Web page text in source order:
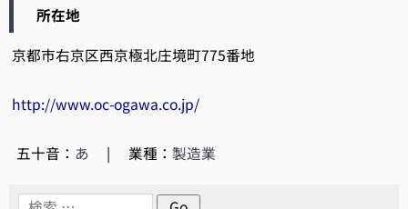
所在地
京都市右京区西京極北庄境町775番地
http://www.oc-ogawa.co.jp/
五十音： あ | 業種：製造業